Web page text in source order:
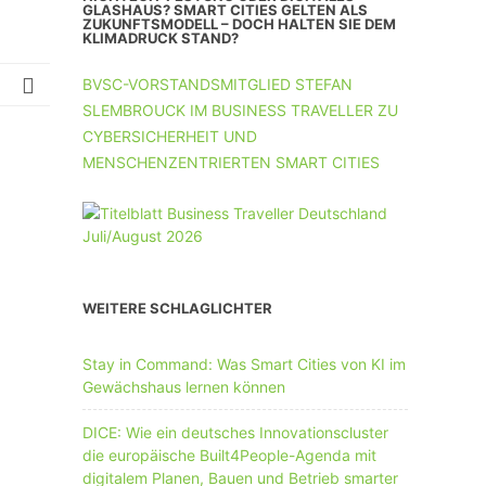
UNTERNEHMEN MIT 11-50 MA
GLASHAUS? SMART CITIES GELTEN ALS
ZUKUNFTSMODELL – DOCH HALTEN SIE DEM
KLIMADRUCK STAND?
BVSC-VORSTANDSMITGLIED STEFAN
SLEMBROUCK IM BUSINESS TRAVELLER ZU
CYBERSICHERHEIT UND
MENSCHENZENTRIERTEN SMART CITIES
WEITERE SCHLAGLICHTER
Stay in Command: Was Smart Cities von KI im
Gewächshaus lernen können
DICE: Wie ein deutsches Innovationscluster
die europäische Built4People-Agenda mit
digitalem Planen, Bauen und Betrieb smarter